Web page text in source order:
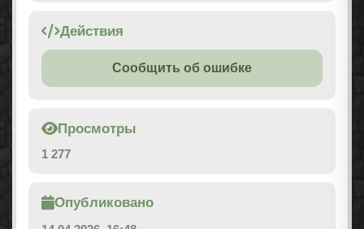
Действия
Сообщить об ошибке
Просмотры
1 277
Опубликовано